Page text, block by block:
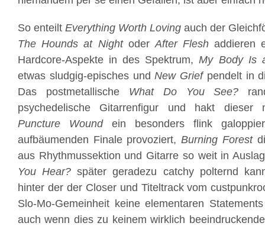
So enteilt Everything Worth Loving auch der
The Hounds at NightoderAfter Flesh addieren
Hardcore-Aspekte in des Spektrum, My Body Is
etwas sludgig-episches undNew Griefpendelt in
Das postmetallische What Do You See?
psychedelische Gitarrenfigur und hakt dieser
Puncture Woundein besonders flink
aufbäumenden Finale provoziert,Burning Forest
aus Rhythmussektion und Gitarre so weit in
You Hear? später geradezu catchy polternd
hinter der der Closer und Titeltrack vom
Slo-Mo-Gemeinheit keine elementaren
auch wenn dies zu keinem wirklich